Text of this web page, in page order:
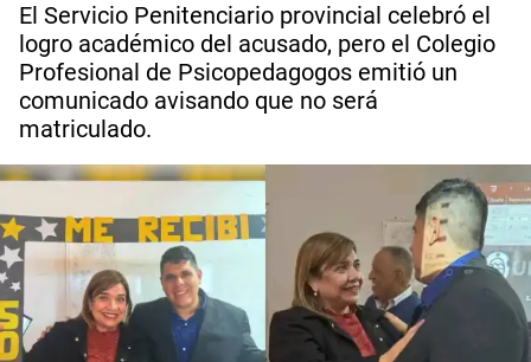
El Servicio Penitenciario provincial celebró el
logro académico del acusado, pero el Colegio
Profesional de Psicopedagogos emitió un
comunicado avisando que no será
matriculado.